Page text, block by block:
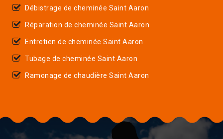
Débistrage de cheminée Saint Aaron
Réparation de cheminée Saint Aaron
Entretien de cheminée Saint Aaron
Tubage de cheminée Saint Aaron
Ramonage de chaudière Saint Aaron